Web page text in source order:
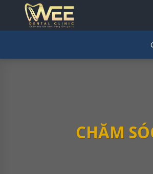
content
CHĂM